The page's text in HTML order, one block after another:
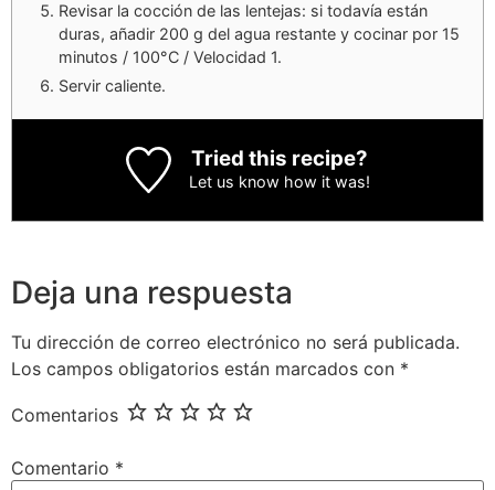
Revisar la cocción de las lentejas: si todavía están
duras, añadir 200 g del agua restante y cocinar por 15
minutos / 100°C / Velocidad 1.
Servir caliente.
Tried this recipe?
Let us know how it was!
Deja una respuesta
Tu dirección de correo electrónico no será publicada.
Los campos obligatorios están marcados con *
Comentarios
Comentario *